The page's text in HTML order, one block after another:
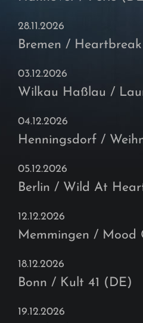
28.11.2026
Bremen /
03.12.2026
Wilkau Haßlau /
04.12.2026
Henningsdorf /
05.12.2026
Berlin / Wild At
12.12.2026
Memmingen / Mood
18.12.2026
Bonn / Kult 41 (DE)
19.12.2026